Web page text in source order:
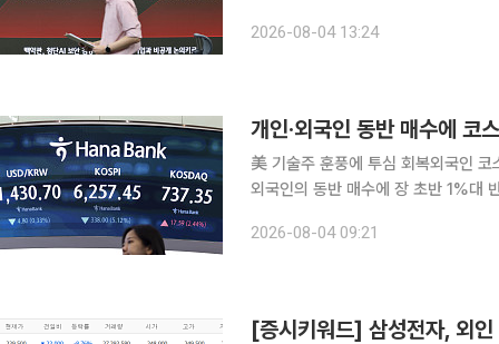
(1.50%) 오른 6351.38로 출발해 장
2026-08-04 13:24
개인·외국인 동반 매수에
美 기술주 훈풍에 투심 회복외국인 코스피 1.6
외국인의 동반 매수에 장 초반 1%대
를 보이고 있다. 이날 오전 9
2026-08-04 09:21
[증시키워드] 삼성전자, 외